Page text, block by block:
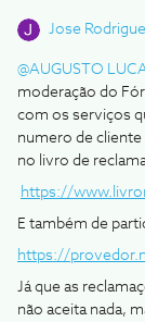
Jose
@AUGUSTO
moderação do
com os serviços
numero de cliente
no livro de
https://
E também de
https://
Já que as
não aceita nada,